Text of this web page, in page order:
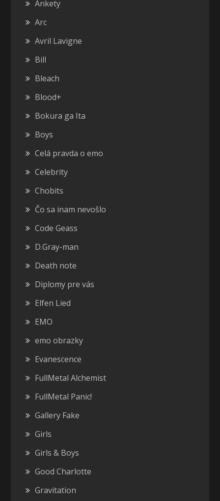
Ankety
Arc
Avril Lavigne
Bill
Bleach
Blood+
Bokura ga Ita
Boys
Celá pravda o emo
Celebrity
Chobits
Čo sa inam nevošlo
Code Geass
D.Gray-man
Death note
Diplomy pre vás
Elfen Lied
EMO
emo obrazky
Evanescence
FullMetal Alchemist
FullMetal Panic!
Gallery Fake
Girls
Girls & Boys
Good Charlotte
Gravitation